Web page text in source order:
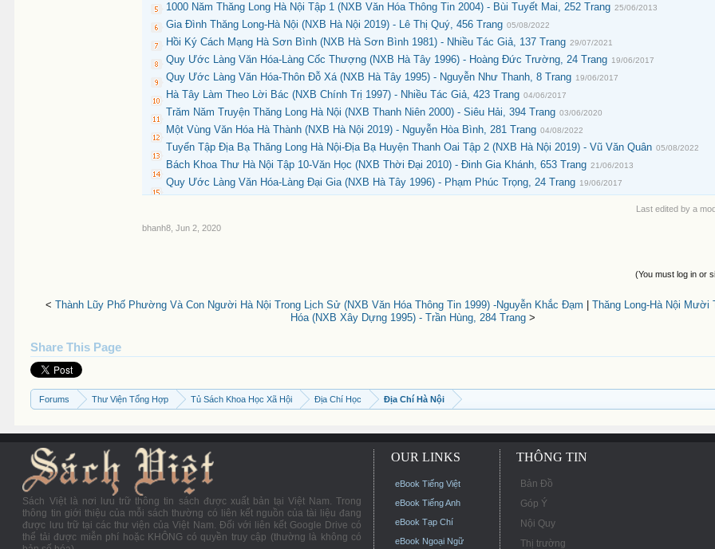
1000 Năm Thăng Long Hà Nội Tập 1 (NXB Văn Hóa Thông Tin 2004) - Bùi Tuyết Mai, 252 Trang 25/06/2013
Gia Đình Thăng Long-Hà Nội (NXB Hà Nội 2019) - Lê Thị Quý, 456 Trang 05/08/2022
Hồi Ký Cách Mạng Hà Sơn Bình (NXB Hà Sơn Bình 1981) - Nhiều Tác Giả, 137 Trang 29/07/2021
Quy Ước Làng Văn Hóa-Làng Cốc Thượng (NXB Hà Tây 1996) - Hoàng Đức Trường, 24 Trang 19/06/2017
Quy Ước Làng Văn Hóa-Thôn Đỗ Xá (NXB Hà Tây 1995) - Nguyễn Như Thanh, 8 Trang 19/06/2017
Hà Tây Làm Theo Lời Bác (NXB Chính Trị 1997) - Nhiều Tác Giả, 423 Trang 04/06/2017
Trăm Năm Truyện Thăng Long Hà Nội (NXB Thanh Niên 2000) - Siêu Hải, 394 Trang 03/06/2020
Một Vùng Văn Hóa Hà Thành (NXB Hà Nội 2019) - Nguyễn Hòa Bình, 281 Trang 04/08/2022
Tuyển Tập Địa Bạ Thăng Long Hà Nội-Địa Bạ Huyện Thanh Oai Tập 2 (NXB Hà Nội 2019) - Vũ Văn Quân 05/08/2022
Bách Khoa Thư Hà Nội Tập 10-Văn Học (NXB Thời Đại 2010) - Đinh Gia Khánh, 653 Trang 21/06/2013
Quy Ước Làng Văn Hóa-Làng Đại Gia (NXB Hà Tây 1996) - Phạm Phúc Trọng, 24 Trang 19/06/2017
Last edited by a
bhanh8 Jun 2, 2020
(You must log in or
< Thành Lũy Phố Phường Và Con Người Hà Nội Trong Lịch Sử (NXB Văn Hóa Thông Tin 1999) -Nguyễn Khắc Đạm
Thăng Long-Hà Nội Mười
Hóa (NXB Xây Dựng 1995) - Trần Hùng, 284 Trang>
Share This Page
Forums Thư Viện Tổng Hợp Tủ Sách Khoa Học Xã Hội Địa Chí Học Địa Chí Hà Nội
Sách Việt là nơi lưu trữ thông tin sách được xuất bản tại Việt Nam. Trong
thông tin giới thiệu của mỗi sách thường có liên kết nguồn của tài liệu đang
được lưu trữ tại các thư viện của Việt Nam. Đối với liên kết Google Drive có
thể tải được miễn phí hoặc KHÔNG có quyền truy cập (thường là không có
OUR LINKS
eBook Tiếng Việt
eBook Tiếng Anh
eBook Tạp Chí
eBook Ngoại Ngữ
THÔNG TIN
Bản Đồ
Góp Ý
Nội Quy
Thị trường